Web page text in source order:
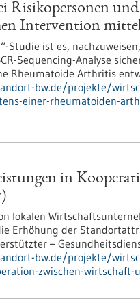
Intervention
Studie ist es,
Sequencing-Analyse
Rheumatoide Arthritis
bw.de/projekte/
einer-rheumatoiden-
in
lokalen
Erhöhung der
–
bw.de/projekte/
zwischen-wirtschaft-